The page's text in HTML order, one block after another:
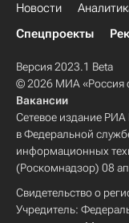
Новости
Спецпроекты
Версия 2023.1 Beta
© 2026 МИА «Россия
Вакансии
Сетевое издание РИА
в Федеральной
информационных
(Роскомнадзор) 08
Свидетельство о
Учредитель: